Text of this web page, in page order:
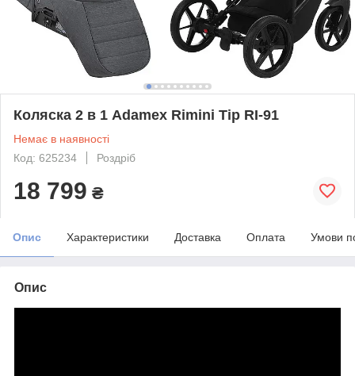
Коляска 2 в 1 Adamex Rimini Tip RI-91
Немає в наявності
Код: 625234
Роздріб
18 799 ₴
Опис Характеристики Доставка Оплата Умови
Опис